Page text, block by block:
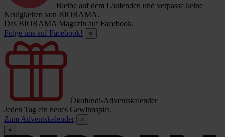
Bleibe auf dem Laufenden und verpasse keine
Neuigkeiten von BIORAMA.
Das BIORAMA Magazin auf Facebook.
Folge uns auf Facebook!
×
Ökofundi-Adventskalender
Jeden Tag ein neues Gewinnspiel.
Zum Adventskalender
×
×